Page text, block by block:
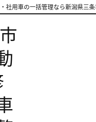
社用車の一括管理なら新潟県三